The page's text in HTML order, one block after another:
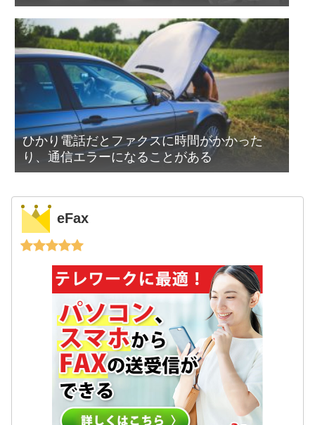
ひかり電話だとファクスに時間がかかった
り、通信エラーになることがある
eFax